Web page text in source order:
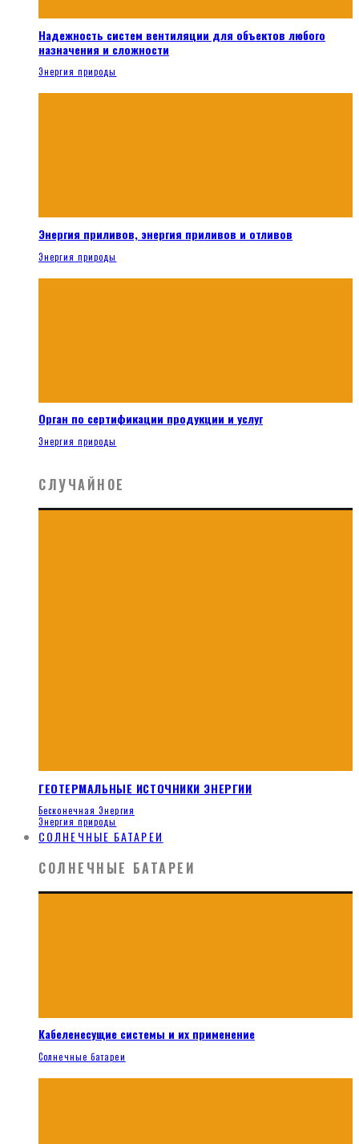
Надежность систем вентиляции для объектов любого
назначения и сложности
Энергия природы
Энергия приливов, энергия приливов и отливов
Энергия природы
Орган по сертификации продукции и услуг
Энергия природы
СЛУЧАЙНОЕ
ГЕОТЕРМАЛЬНЫЕ ИСТОЧНИКИ ЭНЕРГИИ
Бесконечная Энергия
Энергия природы
СОЛНЕЧНЫЕ БАТАРЕИ
СОЛНЕЧНЫЕ БАТАРЕИ
Кабеленесущие системы и их применение
Солнечные батареи